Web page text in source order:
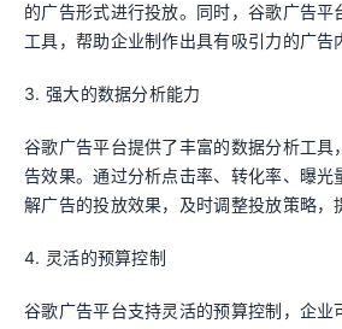
的广告形式进行投放。同时，谷歌广告平
工具，帮助企业制作出具有吸引力的广告
3. 强大的数据分析能力
谷歌广告平台提供了丰富的数据分析工具
告效果。通过分析点击率、转化率、曝光
解广告的投放效果，及时调整投放策略，
4. 灵活的预算控制
谷歌广告平台支持灵活的预算控制，企业